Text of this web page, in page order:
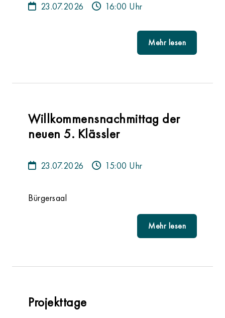
23.07.2026 16:00 Uhr
Mehr lesen
Willkommensnachmittag der
neuen 5. Klässler
23.07.2026 15:00 Uhr
Bürgersaal
Mehr lesen
Projekttage